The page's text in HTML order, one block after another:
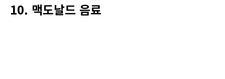
10. 맥도날드 음료